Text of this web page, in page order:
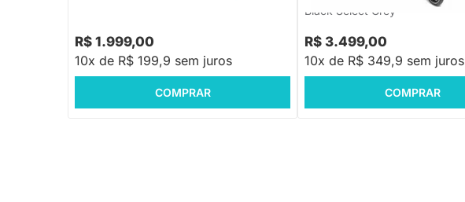
R$ 1.999,00
10x de R$ 199,9 sem juros
COMPRAR
Black Select Grey
R$ 3.499,00
10x de R$ 349,9 sem juros
COMPRAR